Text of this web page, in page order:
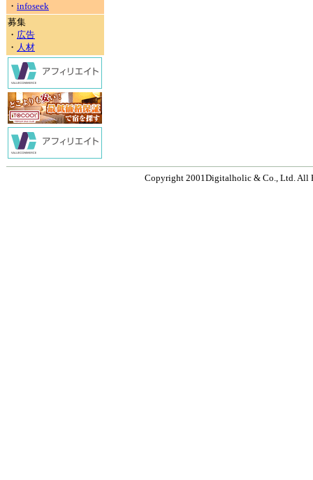
・ infoseek
募集
・ 広告
・ 人材
Copyright 2001Digitalholic & Co., Ltd. All